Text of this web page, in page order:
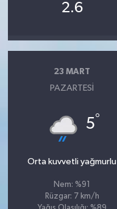
2.6
23 MART
PAZARTESI
5°
Orta kuvvetli yağmurlu
Nem: %91
Rüzgar: 7 km/h